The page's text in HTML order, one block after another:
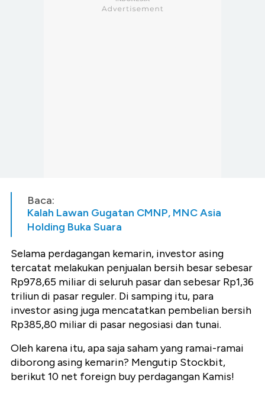
Baca:
Kalah Lawan Gugatan CMNP, MNC Asia
Holding Buka Suara
Selama perdagangan kemarin, investor asing
tercatat melakukan penjualan bersih besar sebesar
Rp978,65 miliar di seluruh pasar dan sebesar Rp1,36
triliun di pasar reguler. Di samping itu, para
investor asing juga mencatatkan pembelian bersih
Rp385,80 miliar di pasar negosiasi dan tunai.
Oleh karena itu, apa saja saham yang ramai-ramai
diborong asing kemarin? Mengutip Stockbit,
berikut 10 net foreign buy perdagangan Kamis!